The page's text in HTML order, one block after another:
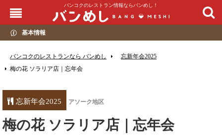
バンコクのレストラン情報ならバンめし！
基本情報
バンコクのレストランなら バンめし
忘新年会2025
梅の花 ソラリア店｜忘年会
忘新年会2025 アソーク地区
梅の花 ソラリア店｜忘年会